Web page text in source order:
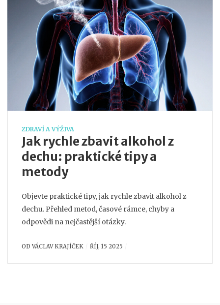
ZDRAVÍ A VÝŽIVA
Jak rychle zbavit alkohol z
dechu: praktické tipy a
metody
Objevte praktické tipy, jak rychle zbavit alkohol z
dechu. Přehled metod, časové rámce, chyby a
odpovědi na nejčastější otázky.
ODVÁCLAV KRAJÍČEK ŘÍJ, 15 2025